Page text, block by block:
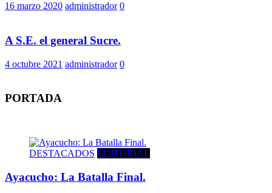
16 marzo 2020 administrador 0
A S.E. el general Sucre.
4 octubre 2021 administrador 0
PORTADA
DESTACADOS EDITORIAL
Ayacucho: La Batalla Final.